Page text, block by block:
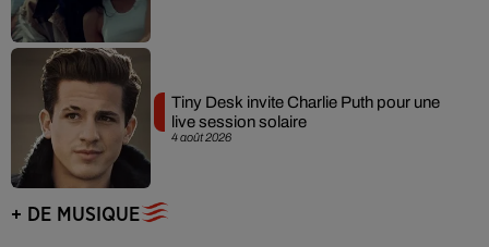
4 août 2026
Tiny Desk invite Charlie Puth pour une
live session solaire
+ DE MUSIQUE